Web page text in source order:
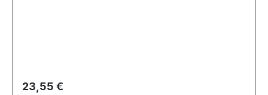
Regulärer Preis:
23,55 €